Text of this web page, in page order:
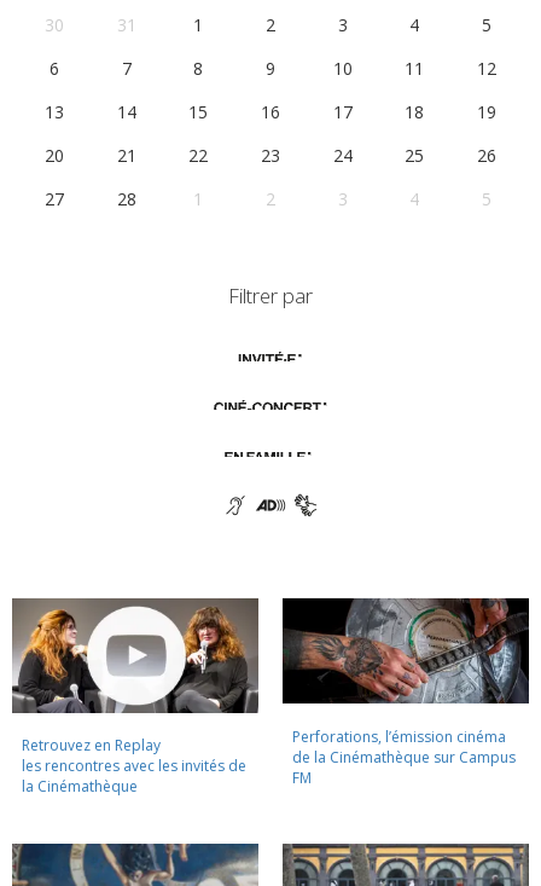
30
31 1 2 3 4
5
6
7 8 9 10 11
12
13
14 15 16 17 18
19
20
21 22 23 24 25
26
27
28 1 2 3 4 5
Filtrer par
Retrouvez en Replay
les rencontres avec les invités de
la Cinémathèque
Perforations, l’émission cinéma
de la Cinémathèque sur Campus
FM